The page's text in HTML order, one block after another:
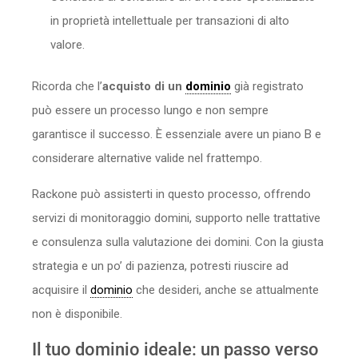
in proprietà intellettuale per transazioni di alto
valore.
Ricorda che l’acquisto di un dominio già registrato
può essere un processo lungo e non sempre
garantisce il successo. È essenziale avere un piano B e
considerare alternative valide nel frattempo.
Rackone può assisterti in questo processo, offrendo
servizi di monitoraggio domini, supporto nelle trattative
e consulenza sulla valutazione dei domini. Con la giusta
strategia e un po’ di pazienza, potresti riuscire ad
acquisire il dominio che desideri, anche se attualmente
non è disponibile.
Il tuo dominio ideale: un passo verso